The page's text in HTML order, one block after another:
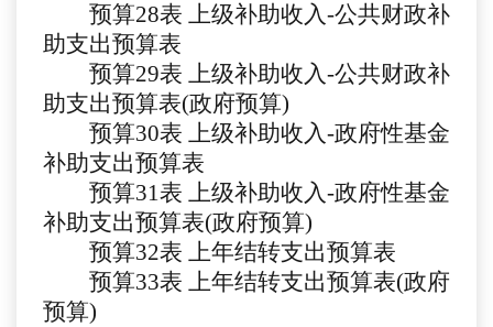
预算28表 上级补助收入-公共财政补
助支出预算表
预算29表 上级补助收入-公共财政补
助支出预算表(政府预算)
预算30表 上级补助收入-政府性基金
补助支出预算表
预算31表 上级补助收入-政府性基金
补助支出预算表(政府预算)
预算32表 上年结转支出预算表
预算33表 上年结转支出预算表(政府
预算)